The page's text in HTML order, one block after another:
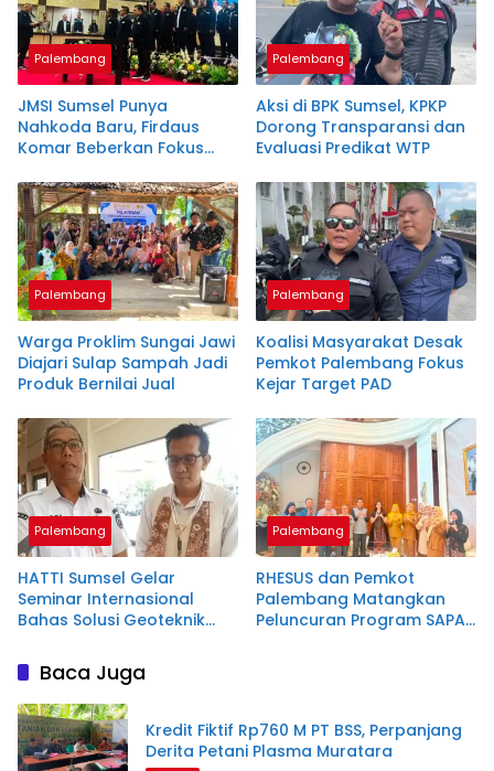
Palembang
JMSI Sumsel Punya
Nahkoda Baru, Firdaus
Komar Beberkan Fokus
Palembang
Aksi di BPK Sumsel, KPKP
Dorong Transparansi dan
Evaluasi Predikat WTP
Palembang
Warga Proklim Sungai Jawi
Diajari Sulap Sampah Jadi
Produk Bernilai Jual
Palembang
Koalisi Masyarakat Desak
Pemkot Palembang Fokus
Kejar Target PAD
Palembang
HATTI Sumsel Gelar
Seminar Internasional
Bahas Solusi Geoteknik
Berkelanjutan
Palembang
RHESUS dan Pemkot
Palembang Matangkan
Peluncuran Program SAPA
Baca Juga
Kredit Fiktif Rp760 M PT BSS, Perpanjang
Derita Petani Plasma Muratara